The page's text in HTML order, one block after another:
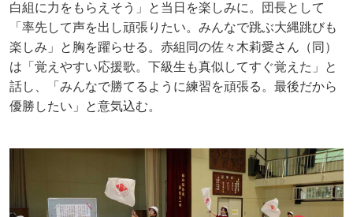
白組に力をもらえそう」と当日を楽しみに。団長として
「率先して声を出し頑張りたい。みんなで跳ぶ大縄跳びも
楽しみ」と胸を躍らせる。赤組同の佐々木莉愛さん（同）
は「覚えやすい応援歌。下級生も真似してすぐ覚えた」と
話し、「みんなで勝てるように練習を頑張る。最後だから
優勝したい」と意気込む。